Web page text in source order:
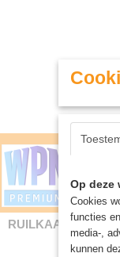
RUILKAARTEN
Op deze
Cookies
functies
media-,
kunnen